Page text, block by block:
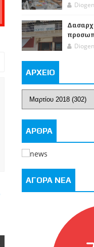
ΑΡΧΕΙΟ
ΑΡΘΡΑ
ΑΓΟΡΑ ΝΕΑ